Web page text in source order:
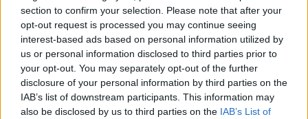
section to confirm your selection. Please note that after your
opt-out request is processed you may continue seeing
interest-based ads based on personal information utilized by
us or personal information disclosed to third parties prior to
your opt-out. You may separately opt-out of the further
disclosure of your personal information by third parties on the
IAB’s list of downstream participants. This information may
also be disclosed by us to third parties on the IAB’s List of
Πέρα από τη Λισαβόνα: 10 μαγευτικοί προορισμοί
της Πορτογαλίας